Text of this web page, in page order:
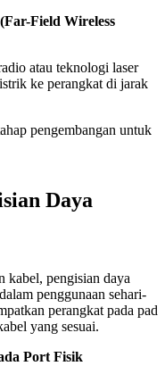
Field Wireless
atau teknologi laser
ke perangkat di jarak
pengembangan untuk
Daya
kabel, pengisian daya
penggunaan sehari-
perangkat pada pad
yang sesuai.
Port Fisik